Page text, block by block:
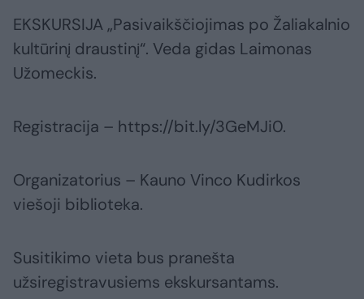
EKSKURSIJA „Pasivaikščiojimas po Žaliakalnio
kultūrinį draustinį“. Veda gidas Laimonas
Užomeckis.
Registracija – https://bit.ly/3GeMJi0.
Organizatorius – Kauno Vinco Kudirkos
viešoji biblioteka.
Susitikimo vieta bus pranešta
užsiregistravusiems ekskursantams.